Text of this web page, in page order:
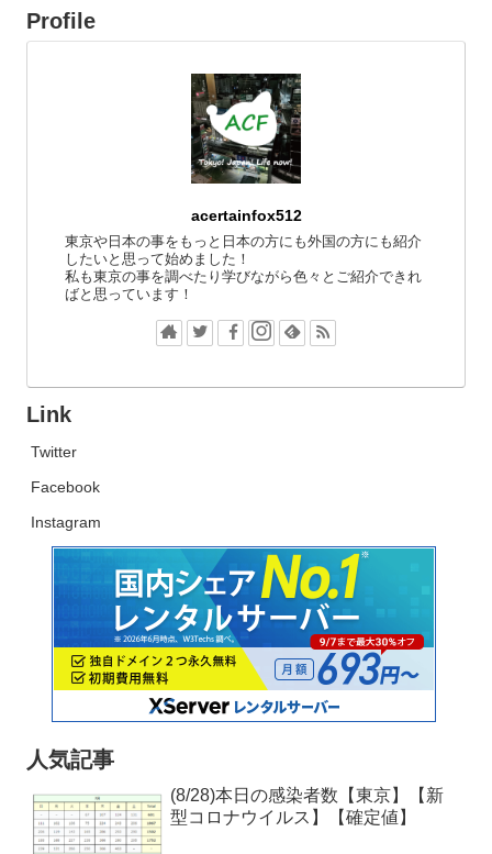
Profile
acertainfox512
東京や日本の事をもっと日本の方にも外国の方にも紹介
したいと思って始めました！
私も東京の事を調べたり学びながら色々とご紹介できれ
ばと思っています！
Link
Twitter
Facebook
Instagram
人気記事
(8/28)本日の感染者数【東京】【新
型コロナウイルス】【確定値】